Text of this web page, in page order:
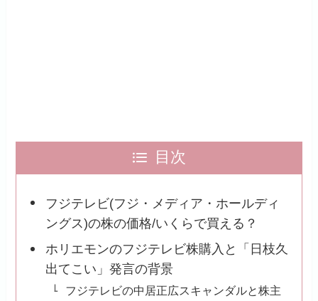
目次
フジテレビ(フジ・メディア・ホールディ
ングス)の株の価格/いくらで買える？
ホリエモンのフジテレビ株購入と「日枝久
出てこい」発言の背景
フジテレビの中居正広スキャンダルと株主